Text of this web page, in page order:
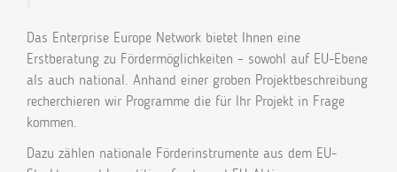
Das Enterprise Europe Network bietet Ihnen eine
Erstberatung zu Fördermöglichkeiten – sowohl auf EU-Ebene
als auch national. Anhand einer groben Projektbeschreibung
recherchieren wir Programme die für Ihr Projekt in Frage
kommen.
Dazu zählen nationale Förderinstrumente aus dem EU-